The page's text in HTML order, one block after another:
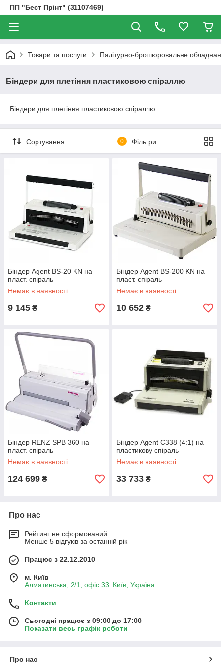
ПП "Бест Прінт" (31107469)
Товари та послуги Палітурно-брошюровальне
Біндери для плетіння пластиковою спіраллю
Біндери для плетіння пластиковою спіраллю
Сортування 0 Фільтри
Біндер Agent BS-20 KN на
пласт. спіраль
Немає в наявності
9 145 ₴
Біндер Agent BS-200 KN на
пласт. спіраль
Немає в наявності
10 652 ₴
Біндер RENZ SPB 360 на
пласт. спіраль
Немає в наявності
124 699 ₴
Біндер Agent C338 (4:1) на
пластикову спіраль
Немає в наявності
33 733 ₴
Про нас
Рейтинг не сформований
Менше 5 відгуків за останній рік
Працює з 22.12.2010
м. Київ
Алматинська, 2/1, офіс 33, Київ, Україна
Контакти
Сьогодні працює з 09:00 до 17:00
Показати весь графік роботи
Про нас